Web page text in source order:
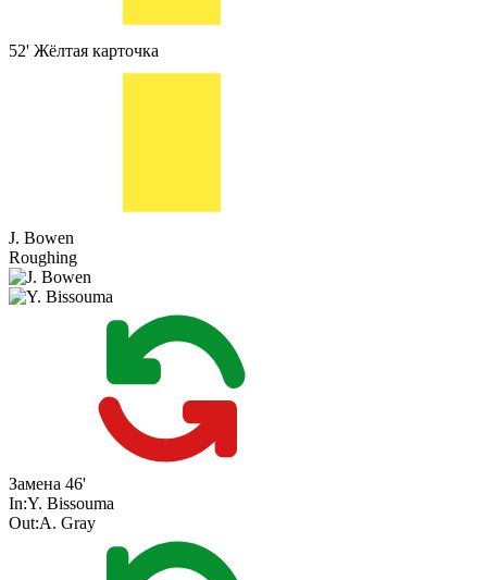
52' Жёлтая карточка
J. Bowen
Roughing
Замена 46'
In:Y. Bissouma
Out:A. Gray